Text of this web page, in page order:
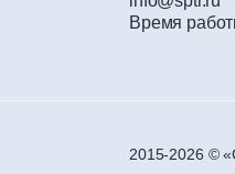
Время
2015-2026 ©